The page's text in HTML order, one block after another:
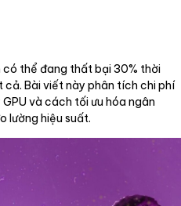
thể đang thất bại 30% thời
Bài viết này phân tích chi phí
và cách tối ưu hóa ngân
lường hiệu suất.